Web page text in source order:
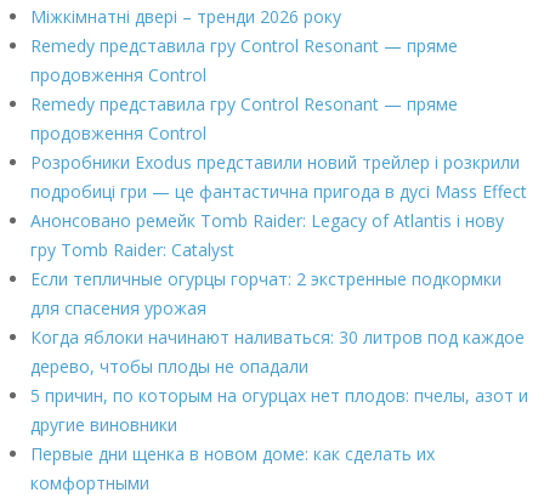
Міжкімнатні двері – тренди 2026 року
Remedy представила гру Control Resonant — пряме
продовження Control
Remedy представила гру Control Resonant — пряме
продовження Control
Розробники Exodus представили новий трейлер і розкрили
подробиці гри — це фантастична пригода в дусі Mass Effect
Анонсовано ремейк Tomb Raider: Legacy of Atlantis і нову
гру Tomb Raider: Catalyst
Если тепличные огурцы горчат: 2 экстренные подкормки
для спасения урожая
Когда яблоки начинают наливаться: 30 литров под каждое
дерево, чтобы плоды не опадали
5 причин, по которым на огурцах нет плодов: пчелы, азот и
другие виновники
Первые дни щенка в новом доме: как сделать их
комфортными